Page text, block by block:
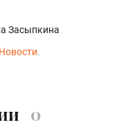
Засыпкина
.
0